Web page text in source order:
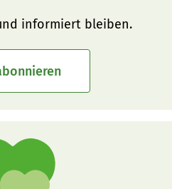
informiert bleiben.